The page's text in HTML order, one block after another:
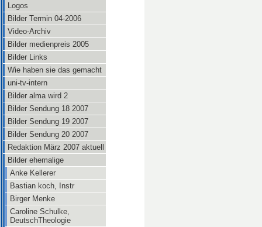
Logos
Bilder Termin 04-2006
Video-Archiv
Bilder medienpreis 2005
Bilder Links
Wie haben sie das gemacht
uni-tv-intern
Bilder alma wird 2
Bilder Sendung 18 2007
Bilder Sendung 19 2007
Bilder Sendung 20 2007
Redaktion März 2007 aktuell
Bilder ehemalige
Anke Kellerer
Bastian koch, Instr
Birger Menke
Caroline Schulke,
DeutschTheologie